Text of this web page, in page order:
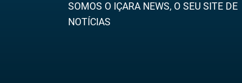
SOMOS O IÇARA NEWS, O SEU SITE DE
NOTÍCIAS